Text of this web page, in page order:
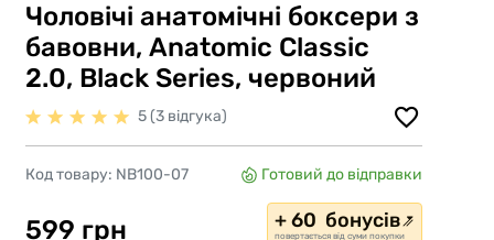
Чоловічі анатомічні боксери з
бавовни, Anatomic Classic
2.0, Black Series, червоний
5 (3 відгука)
Код товару: NB100-07 Готовий до відправки
599 грн + 60 бонусів
повертається від суми покупки